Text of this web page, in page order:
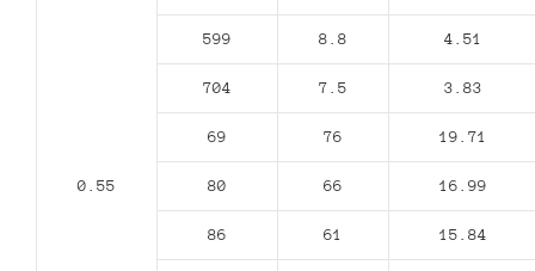
0.55
599 8.8 4.51
704 7.5 3.83
69 76 19.71
80 66 16.99
86 61 15.84